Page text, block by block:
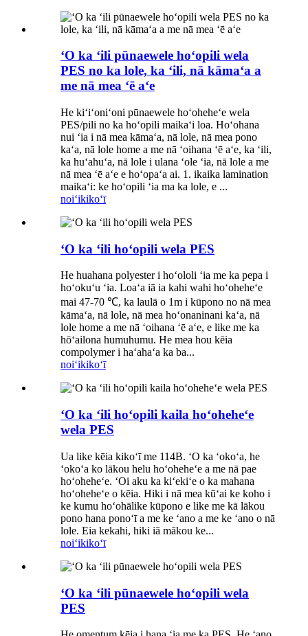
ʻO ka ʻili pūnaewele hoʻopili wela
PES no ka lole, ka ʻili, nā kāmaʻa a
me nā mea ʻē aʻe
He kiʻiʻoniʻoni pūnaewele hoʻoheheʻe wela
PES/pili no ka hoʻopili maikaʻi loa. Hoʻohana
nui ʻia i nā mea kāmaʻa, nā lole, nā mea pono
kaʻa, nā lole home a me nā ʻoihana ʻē aʻe, ka ʻili,
ka huʻahuʻa, nā lole i ulana ʻole ʻia, nā lole a me
nā mea ʻē aʻe e hoʻopaʻa ai. 1. ikaika lamination
maikaʻi: ke hoʻopili ʻia ma ka lole, e ...
noiʻikikoʻī
ʻO ka ʻili hoʻopili wela PES
He huahana polyester i hoʻololi ʻia me ka pepa i
hoʻokuʻu ʻia. Loaʻa iā ia kahi wahi hoʻoheheʻe
mai 47-70 ℃, ka laulā o 1m i kūpono no nā mea
kāmaʻa, nā lole, nā mea hoʻonaninani kaʻa, nā
lole home a me nā ʻoihana ʻē aʻe, e like me ka
hōʻailona humuhumu. He mea hou kēia
compolymer i haʻahaʻa ka ba...
noiʻikikoʻī
ʻO ka ʻili hoʻopili kaila hoʻoheheʻe
wela PES
Ua like kēia kikoʻī me 114B. ʻO ka ʻokoʻa, he
ʻokoʻa ko lākou helu hoʻoheheʻe a me nā pae
hoʻoheheʻe. ʻOi aku ka kiʻekiʻe o ka mahana
hoʻoheheʻe o kēia. Hiki i nā mea kūʻai ke koho i
ke kumu hoʻohālike kūpono e like me kā lākou
pono hana ponoʻī a me ke ʻano a me ke ʻano o nā
lole. Eia kekahi, hiki iā mākou ke...
noiʻikikoʻī
ʻO ka ʻili pūnaewele hoʻopili wela
PES